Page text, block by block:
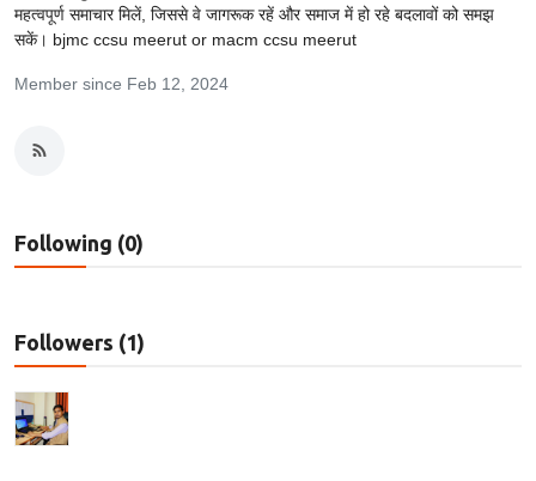
महत्वपूर्ण समाचार मिलें, जिससे वे जागरूक रहें और समाज में हो रहे बदलावों को समझ
सकें। bjmc ccsu meerut or macm ccsu meerut
Member since Feb 12, 2024
Following (0)
Followers (1)